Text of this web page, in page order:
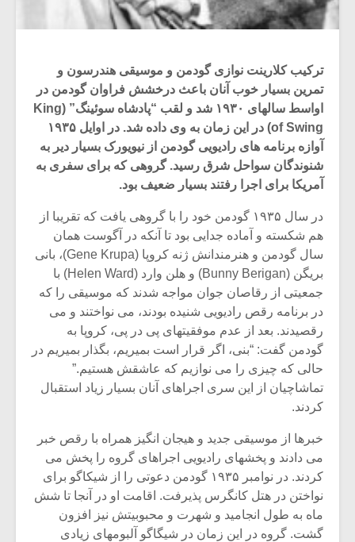
ترکیب کلارینت نوازی گودمن و موسیقی هندرسون و
تمرین بسیار خوب آنان باعث درخشش فراوان گودمن در
اواسط سالهای ۱۹۳۰ شد و لقب “پادشاه سوئینگ” (King
of Swing) در این زمان به وی داده شد. در اوایل ۱۹۳۵
آوازه برنامه های رادیویی گودمن از نیویورک بسیار دیر به
شنوندگان سواحل شرق رسید. گروهی که برای سفری به
آمریکا برای اجرا رفتند بسیار ضعیف بود.
در سال ۱۹۳۵ گودمن خود را با گروهی یافت که تقریبا از
هم شکسته و آماده جدایی بود تا آنکه در آگوست همان
سال گودمن و هنرمندانش ژنه کروپا (Gene Krupa)، بانی
بریگن (Bunny Berigan) و هلن وارد (Helen Ward) با
جمعیتی از رقاصان جوان مواجه شدند که موسیقی را که
در برنامه رقص رادیویی شنیده بودند، می نواختند و می
رقصیدند. بعد از عدم موفقیتهای پی در پی، کروپا به
گودمن گفت: “بنی، اگر قرار است بمیریم، بگذار بمیریم در
حالی که چیزی را می نوازیم که عاشقش هستیم.”
تماشاچیان از این سری اجراهای آنان بسیار زیاد استقبال
کردند.
خبرها از موسیقی جدید و هیجان انگیز همراه با رقص خبر
می دادند و پخشهای رادیویی اجراهای گروه را پخش می
کردند. در نوامبر ۱۹۳۵ گودمن دعوتی را از شیکاگو برای
نواختن در هتل کانگرس پذیرفت. اقامت او در آنجا تا شش
ماه به طول انجامید و شهرت و محبوبیتش نیز افزون
گشت. گروه در این زمان در شیگاگو آلبومهای زیادی
میکلوش روژا
یادداشتی بر موسیقی
موریس ژار